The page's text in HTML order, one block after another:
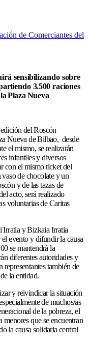
de Comerciantes del
irá sensibilizando sobre
rtiendo 3.500 raciones
Plaza Nueva
del Roscón
Nueva de Bilbao, desde
el mismo, se realizarán
infantiles y diversos
con el mismo ticket del
de chocolate y un
y de las tazas de
acto, será realizado
voluntarias de Caritas
Irratia y Bizkaia Irratia
el evento y difundir la causa
se mantendrá la
diferentes autoridades y
representantes también de
la entidad.
y reivindicar la situación
de muchos/as
de la pobreza, el
que se encuentran
la causa solidaria central